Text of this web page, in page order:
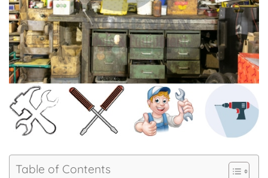
Table of Contents